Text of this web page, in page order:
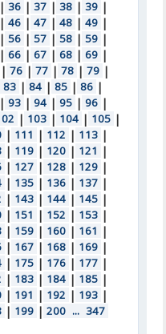
| 36 | 37 | 38 | 39 |
| 46 | 47 | 48 | 49 |
| 56 | 57 | 58 | 59 |
| 66 | 67 | 68 | 69 |
| 76 | 77 | 78 | 79 |
83 | 84 | 85 | 86 |
| 93 | 94 | 95 | 96 |
| 103 | 104 | 105 |
| 111 | 112 | 113 |
| 119 | 120 | 121 |
| 127 | 128 | 129 |
| 135 | 136 | 137 |
| 143 | 144 | 145 |
| 151 | 152 | 153 |
| 159 | 160 | 161 |
| 167 | 168 | 169 |
| 175 | 176 | 177 |
| 183 | 184 | 185 |
| 191 | 192 | 193 |
| 199 | 200 ... 347